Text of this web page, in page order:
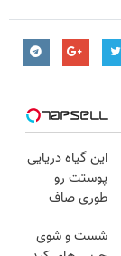
این گیاه دریایی
پوستت رو
طوری صاف
20سال جوون
شست و شوی